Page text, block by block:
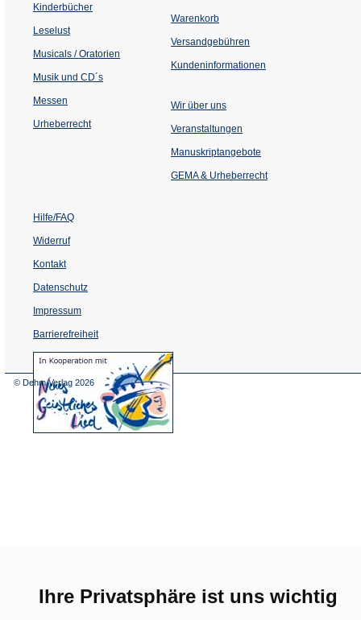
Ihre Privatsphäre ist uns wichtig
Kinderbücher
Leselust
Musicals / Oratorien
Musik und CD´s
Messen
Urheberrecht
Warenkorb
Versandgebühren
Kundeninformationen
Wir über uns
Veranstaltungen
einem
Tab)
Manuskriptangebote
GEMA & Urheberrecht
Hilfe/FAQ
Widerruf
Kontakt
Datenschutz
Impressum
Barrierefreiheit
(Öffnet
in
© Dehm Verlag 2026